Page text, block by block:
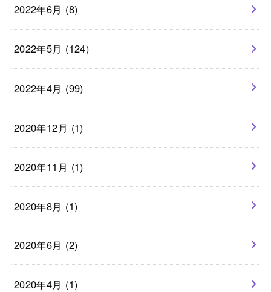
2022年6月 (8)
2022年5月 (124)
2022年4月 (99)
2020年12月 (1)
2020年11月 (1)
2020年8月 (1)
2020年6月 (2)
2020年4月 (1)